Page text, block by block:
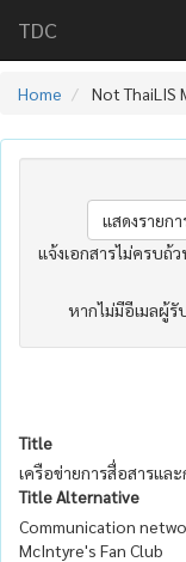
TDC
Home Not ThaiLIS
แจ้งเอกสารไม่ครบถ้
หากไม่มีอีเมลผู้
Title
เครือข่ายการสื่อสารแล
Title Alternative
Communication
McIntyre's Fan Club